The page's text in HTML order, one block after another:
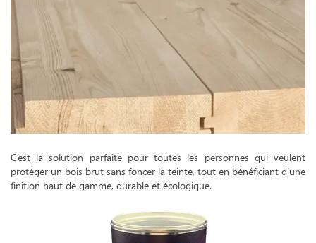
C’est la solution parfaite pour toutes les personnes qui veulent
protéger un bois brut sans foncer la teinte, tout en bénéficiant d’une
finition haut de gamme, durable et écologique.